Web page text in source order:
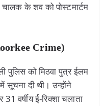
के शव को पोस्टमार्टम
Crime)
पुलिस को मिठवा पुत्र ईलम
सूचना दी थी। उन्होंने
वर्षीय ई-रिक्शा चलाता